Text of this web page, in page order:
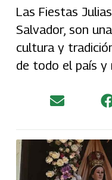
Las Fiestas
Salvador, son
cultura y
de todo el país y